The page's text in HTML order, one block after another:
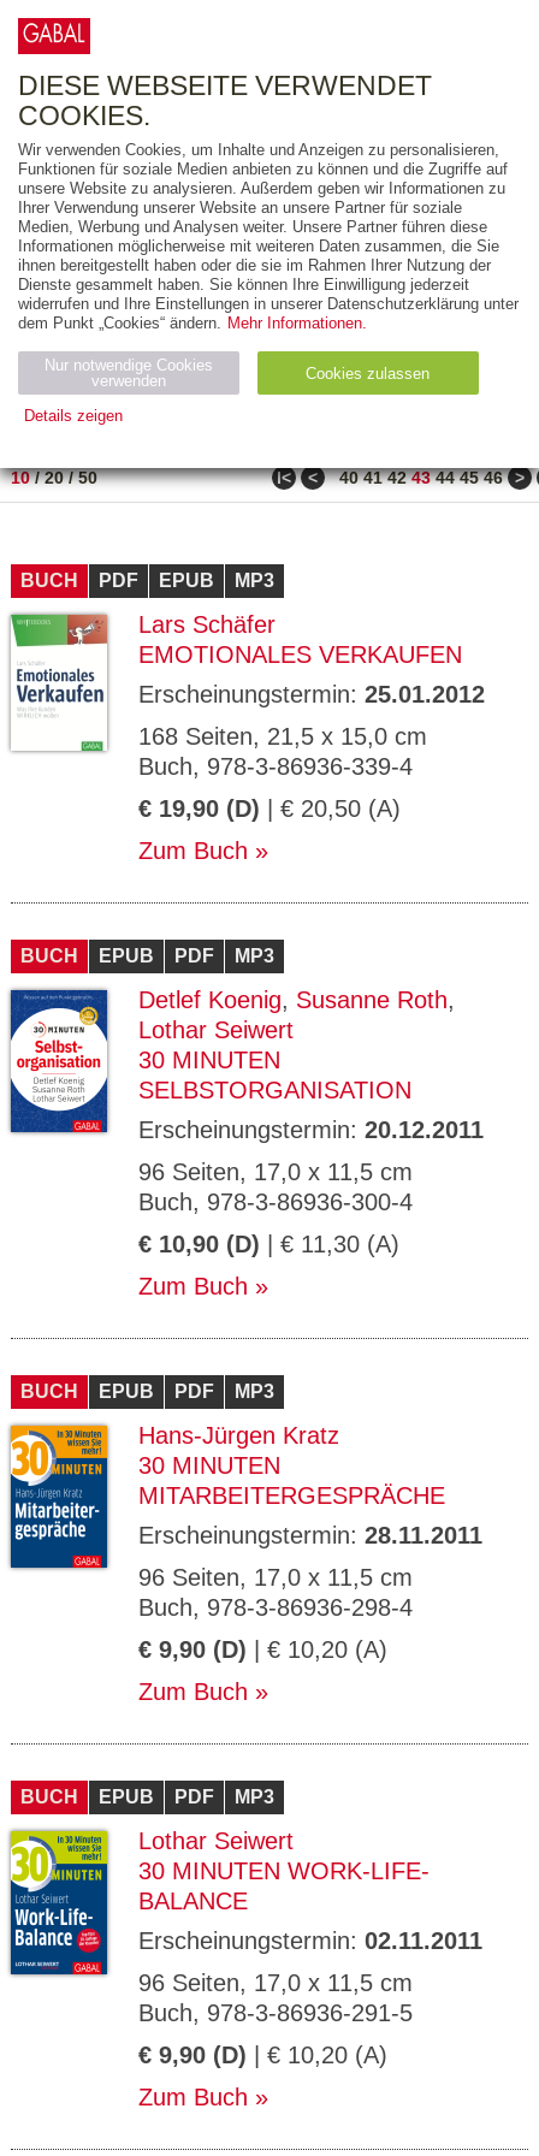
FREITEXT
AUSGABEART
AUS DER REIHE
ZUM THEMA
Neuerscheinung
Bestseller
PREIS
10/20/50 ǀ< < 40 41 42 43 44 45 46 >
BUCH PDF EPUB MP3
Lars Schäfer
EMOTIONALES VERKAUFEN
Erscheinungstermin: 25.01.2012
168 Seiten, 21,5 x 15,0 cm
Buch, 978-3-86936-339-4
€ 19,90 (D) | € 20,50 (A)
Zum Buch
BUCH EPUB PDF MP3
Detlef Koenig, Susanne Roth,
Lothar Seiwert
30 MINUTEN
SELBSTORGANISATION
Erscheinungstermin: 20.12.2011
96 Seiten, 17,0 x 11,5 cm
Buch, 978-3-86936-300-4
€ 10,90 (D) | € 11,30 (A)
Zum Buch
BUCH EPUB PDF MP3
Hans-Jürgen Kratz
30 MINUTEN
MITARBEITERGESPRÄCHE
Erscheinungstermin: 28.11.2011
96 Seiten, 17,0 x 11,5 cm
Buch, 978-3-86936-298-4
€ 9,90 (D) | € 10,20 (A)
Zum Buch
BUCH EPUB PDF MP3
Lothar Seiwert
30 MINUTEN WORK-LIFE-
BALANCE
Erscheinungstermin: 02.11.2011
96 Seiten, 17,0 x 11,5 cm
Buch, 978-3-86936-291-5
€ 9,90 (D) | € 10,20 (A)
Zum Buch
DIESE WEBSEITE VERWENDET
COOKIES.
Wir verwenden Cookies, um Inhalte und Anzeigen zu personalisieren,
Funktionen für soziale Medien anbieten zu können und die Zugriffe auf
unsere Website zu analysieren. Außerdem geben wir Informationen zu
Ihrer Verwendung unserer Website an unsere Partner für soziale
Medien, Werbung und Analysen weiter. Unsere Partner führen diese
Informationen möglicherweise mit weiteren Daten zusammen, die Sie
ihnen bereitgestellt haben oder die sie im Rahmen Ihrer Nutzung der
Dienste gesammelt haben. Sie können Ihre Einwilligung jederzeit
widerrufen und Ihre Einstellungen in unserer Datenschutzerklärung unter
dem Punkt „Cookies“ ändern. Mehr Informationen.
Nur notwendige Cookies
verwenden
Cookies zulassen
Details zeigen
Name Zweck
ESSION
_ID
verlag.
de
Session verwendet
GV_CO
OKIES
gabal-
verlag.
Speichert den Zustimmungsstatus des
Domäne.
ge